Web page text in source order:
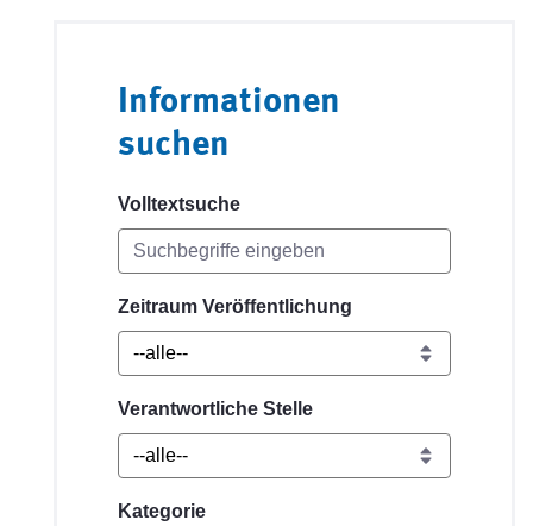
Informationen
suchen
Volltextsuche
Zeitraum Veröffentlichung
Verantwortliche Stelle
Kategorie